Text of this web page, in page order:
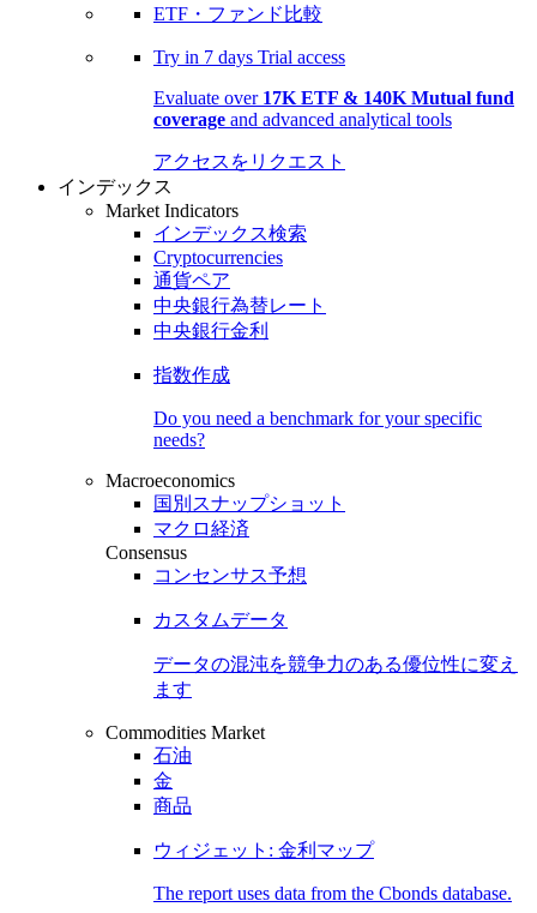
ETF・ファンド比較
Try in 7 days Trial access
Evaluate over 17K ETF & 140K Mutual fund
coverage and advanced analytical tools
アクセスをリクエスト
インデックス
Market Indicators
インデックス検索
Cryptocurrencies
通貨ペア
中央銀行為替レート
中央銀行金利
指数作成
Do you need a benchmark for your specific
needs?
Macroeconomics
国別スナップショット
マクロ経済
Consensus
コンセンサス予想
カスタムデータ
データの混沌を競争力のある優位性に変え
ます
Commodities Market
石油
金
商品
ウィジェット: 金利マップ
The report uses data from the Cbonds database.